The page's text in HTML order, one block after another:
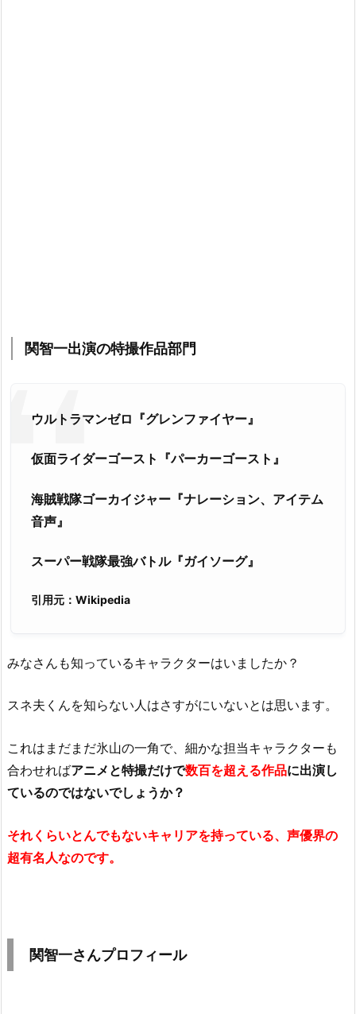
関智一出演の特撮作品部門
ウルトラマンゼロ『グレンファイヤー』
仮面ライダーゴースト『パーカーゴースト』
海賊戦隊ゴーカイジャー『ナレーション、アイテム
音声』
スーパー戦隊最強バトル『ガイソーグ』
引用元：Wikipedia
みなさんも知っているキャラクターはいましたか？
スネ夫くんを知らない人はさすがにいないとは思います。
これはまだまだ氷山の一角で、細かな担当キャラクターも
合わせればアニメと特撮だけで数百を超える作品に出演し
ているのではないでしょうか？
それくらいとんでもないキャリアを持っている、声優界の
超有名人なのです。
関智一さんプロフィール